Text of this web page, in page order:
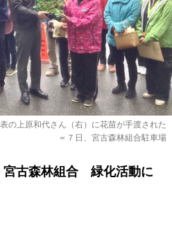
の上原和代さん（右）に花苗が手渡された
＝７日、宮古森林組合駐車場
古森林組合 緑化活動に